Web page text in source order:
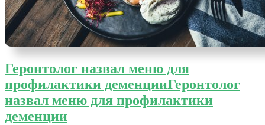
Геронтолог назвал меню для
профилактики деменцииГеронтолог
назвал меню для профилактики
деменции